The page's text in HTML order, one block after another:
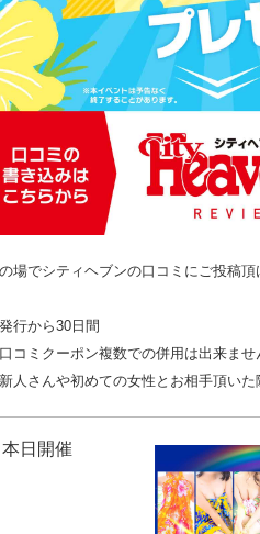
場でシティヘブンの口コミにご投稿
行から30日間
コミクーポン複数での併用は出来ま
人さんや初めての女性とお相手頂いた
本日開催